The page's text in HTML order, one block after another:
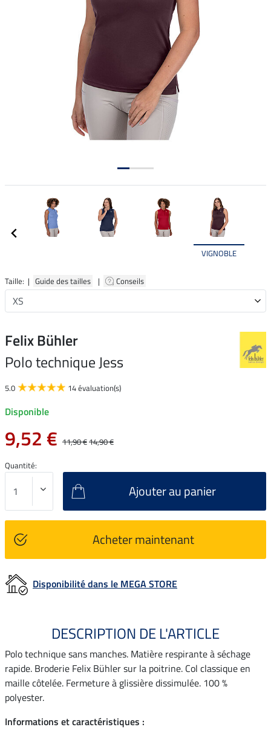
VIGNOBLE
Taille: | Guide des tailles | Conseils
Felix Bühler
Polo technique Jess
5.0 14 évaluation(s)
Disponible
9,52 € 11,90 €14,90 €
Quantité:
Ajouter au panier
Acheter maintenant
Disponibilité dans le MEGA STORE
DESCRIPTION DE L'ARTICLE
Polo technique sans manches. Matière respirante à séchage
rapide. Broderie Felix Bühler sur la poitrine. Col classique en
maille côtelée. Fermeture à glissière dissimulée. 100 %
polyester.
Informations et caractéristiques :